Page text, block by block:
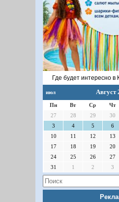
Где будет интересно
июл Август
Пн Вт Ср Чт
27
28 29 30
3
4 5 6
10
11 12 13
17
18 19 20
24
25 26 27
31
1 2 3